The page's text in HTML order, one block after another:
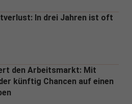
In drei Jahren ist oft
den Arbeitsmarkt: Mit
künftig Chancen auf einen